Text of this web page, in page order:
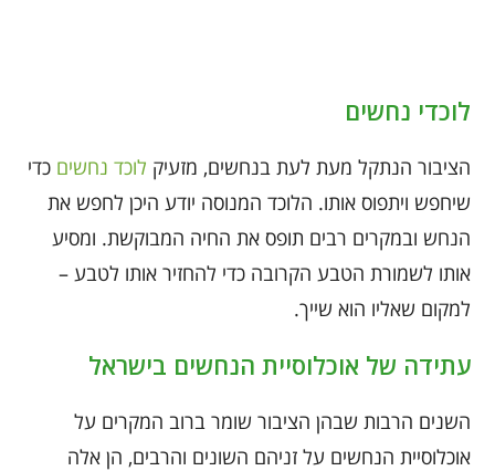
לוכדי נחשים
הציבור הנתקל מעת לעת בנחשים, מזעיק לוכד נחשים כדי
שיחפש ויתפוס אותו. הלוכד המנוסה יודע היכן לחפש את
הנחש ובמקרים רבים תופס את החיה המבוקשת. ומסיע
אותו לשמורת הטבע הקרובה כדי להחזיר אותו לטבע –
למקום שאליו הוא שייך.
עתידה של אוכלוסיית הנחשים בישראל
השנים הרבות שבהן הציבור שומר ברוב המקרים על
אוכלוסיית הנחשים על זניהם השונים והרבים, הן אלה